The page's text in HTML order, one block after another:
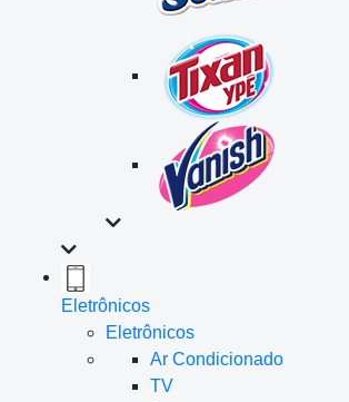
Eletrônicos
Eletrônicos
Ar Condicionado
TV